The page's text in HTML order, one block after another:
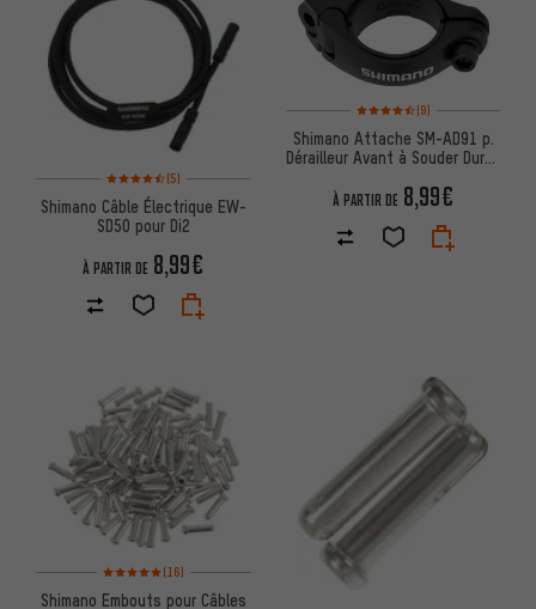
Note moyenne : 4,5 sur 5 d'après 5 avis
(5)
Shimano Câble Électrique EW-
SD50 pour Di2
À PARTIR DE 8,99€
Note moyenne : 4,5 sur 5
(9)
Shimano Attache SM-AD91 p.
Dérailleur Avant à Souder Dura-
À PARTIR DE 8,99€
Note moyenne : 5 sur 5 d'après 16 avis
(16)
Shimano Embouts pour Câbles